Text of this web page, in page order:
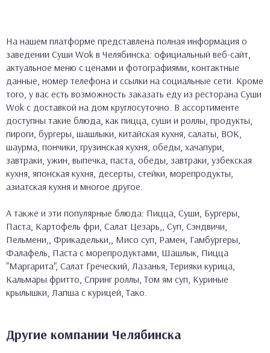
На нашем платформе представлена полная информация о
заведении Суши Wok в Челябинска: официальный веб-сайт,
актуальное меню с ценами и фотографиями, контактные
данные, номер телефона и ссылки на социальные сети. Кроме
того, у вас есть возможность заказать еду из ресторана Суши
Wok с доставкой на дом круглосуточно. В ассортименте
доступны такие блюда, как пицца, суши и роллы, продукты,
пироги, бургеры, шашлыки, китайская кухня, салаты, ВОК,
шаурма, пончики, грузинская кухня, обеды, хачапури,
завтраки, ужин, выпечка, паста, обеды, завтраки, узбекская
кухня, японская кухня, десерты, стейки, морепродукты,
азиатская кухня и многое другое.
А также и эти популярные блюда: Пицца, Суши, Бургеры,
Паста, Картофель фри, Салат Цезарь,, Суп, Сэндвичи,
Пельмени,, Фрикадельки,, Мисо суп, Рамен, Гамбургеры,
Фалафель, Паста с морепродуктами, Шашлык, Пицца
"Маргарита", Салат Греческий, Лазанья, Терияки курица,
Кальмары фритто, Спринг роллы, Том ям суп, Куриные
крылышки, Лапша с курицей, Тако.
Другие компании Челябинска